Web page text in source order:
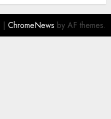
| ChromeNews by AF themes.